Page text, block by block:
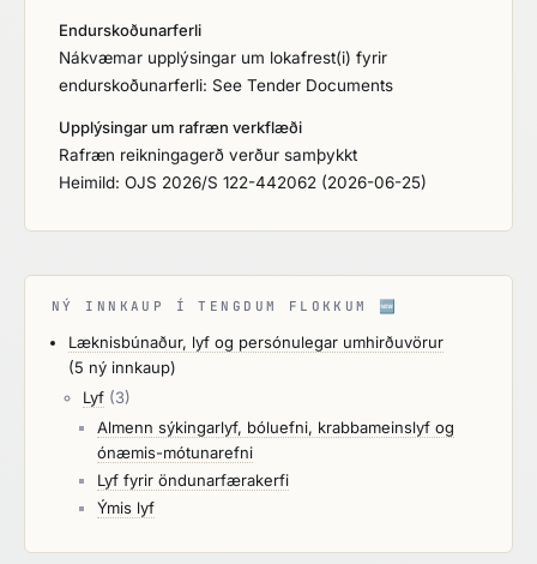
Endurskoðunarferli
Nákvæmar upplýsingar um lokafrest(i) fyrir
endurskoðunarferli: See Tender Documents
Upplýsingar um rafræn verkflæði
Rafræn reikningagerð verður samþykkt
Heimild: OJS 2026/S 122-442062 (2026-06-25)
NÝ INNKAUP Í TENGDUM FLOKKUM 🆕
Læknisbúnaður, lyf og persónulegar umhirðuvörur
(5 ný innkaup)
Lyf (3)
Almenn sýkingarlyf, bóluefni, krabbameinslyf og
ónæmis-mótunarefni
Lyf fyrir öndunarfærakerfi
Ýmis lyf